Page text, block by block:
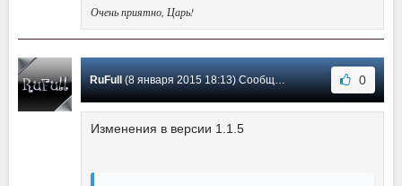
Очень приятно, Царь!
RuFull (8 января 2015 18:13) Сообщение #12 0
Изменения в версии 1.1.5